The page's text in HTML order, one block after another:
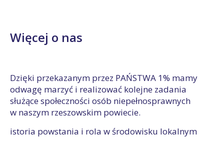
Więcej o nas
Dzięki przekazanym przez PAŃSTWA 1% mamy
odwagę marzyć i realizować kolejne zadania
służące społeczności osób niepełnosprawnych
w naszym rzeszowskim powiecie.
istoria powstania i rola w środowisku lokalnym